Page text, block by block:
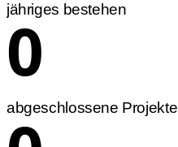
jähriges bestehen
0
abgeschlossene Projekte